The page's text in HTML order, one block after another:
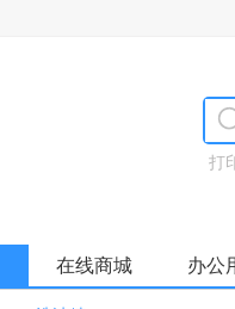
打
在线商城 办公